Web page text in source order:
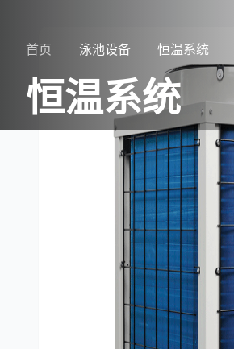
首页 泳池设备 恒温系统
恒温系统